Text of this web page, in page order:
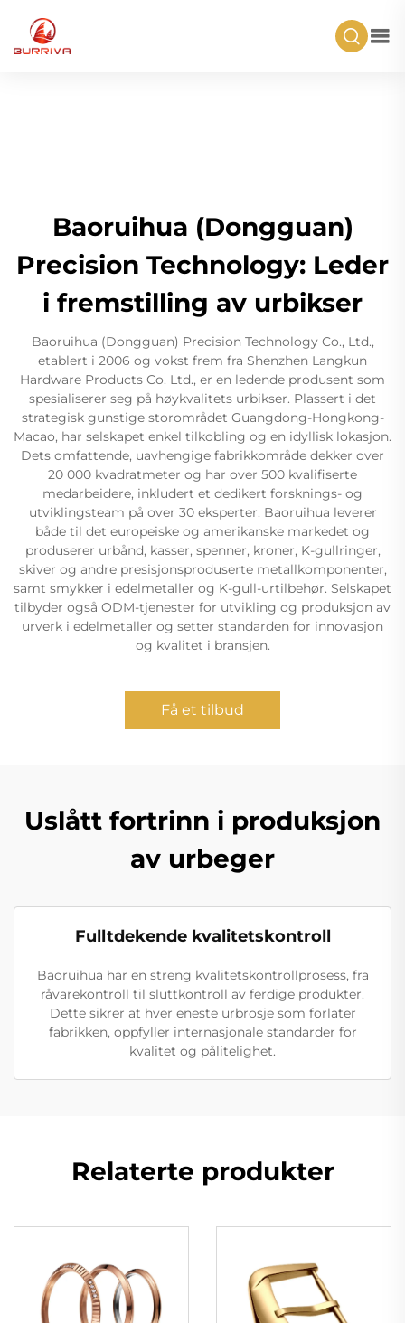
Baoruihua (Dongguan)
Precision Technology: Leder
i fremstilling av urbikser
Baoruihua (Dongguan) Precision Technology Co., Ltd.,
etablert i 2006 og vokst frem fra Shenzhen Langkun
Hardware Products Co. Ltd., er en ledende produsent som
spesialiserer seg på høykvalitets urbikser. Plassert i det
strategisk gunstige storområdet Guangdong-Hongkong-
Macao, har selskapet enkel tilkobling og en idyllisk lokasjon.
Dets omfattende, uavhengige fabrikkområde dekker over
20 000 kvadratmeter og har over 500 kvalifiserte
medarbeidere, inkludert et dedikert forsknings- og
utviklingsteam på over 30 eksperter. Baoruihua leverer
både til det europeiske og amerikanske markedet og
produserer urbånd, kasser, spenner, kroner, K-gullringer,
skiver og andre presisjonsproduserte metallkomponenter,
samt smykker i edelmetaller og K-gull-urtilbehør. Selskapet
tilbyder også ODM-tjenester for utvikling og produksjon av
urverk i edelmetaller og setter standarden for innovasjon
og kvalitet i bransjen.
Få et tilbud
Uslått fortrinn i produksjon
av urbeger
Fulltdekende kvalitetskontroll
Baoruihua har en streng kvalitetskontrollprosess, fra
råvarekontroll til sluttkontroll av ferdige produkter.
Dette sikrer at hver eneste urbrosje som forlater
fabrikken, oppfyller internasjonale standarder for
kvalitet og pålitelighet.
Relaterte produkter